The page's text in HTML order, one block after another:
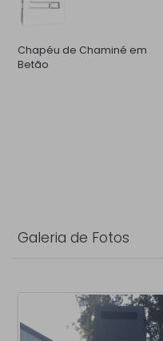
Chapéu de Chaminé em
Betão
Galeria de Fotos